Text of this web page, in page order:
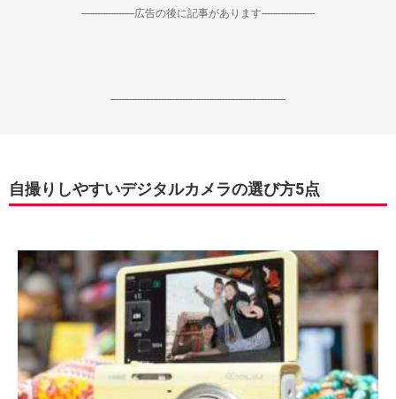
--------------------広告の後に記事があります--------------------
------------------------------------------------------------------
自撮りしやすいデジタルカメラの選び方5点